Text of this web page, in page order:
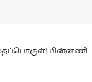
பின்னணி